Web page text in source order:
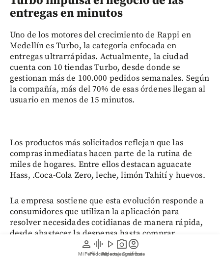
person
Mi Perfil
graphic_eq
Pódcast
play_arrow
Videos
photo_camera
Reportajes gráficos
account_circle
Suscríbete
entregas en minutos
Uno de los motores del crecimiento de Rappi en
Medellín es Turbo, la categoría enfocada en
entregas ultrarrápidas. Actualmente, la ciudad
cuenta con 10 tiendas Turbo, desde donde se
gestionan más de 100.000 pedidos semanales. Según
la compañía, más del 70% de esas órdenes llegan al
usuario en menos de 15 minutos.
Los productos más solicitados reflejan que las
compras inmediatas hacen parte de la rutina de
miles de hogares. Entre ellos destacan aguacate
Hass, .Coca-Cola Zero, leche, limón Tahití y huevos.
La empresa sostiene que esta evolución responde a
consumidores que utilizan la aplicación para
resolver necesidades cotidianas de manera rápida,
desde abastecer la despensa hasta comprar
medicamentos o productos de uso inmediato.